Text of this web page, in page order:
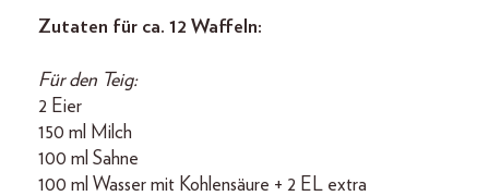
Zutaten für ca. 12 Waffeln:
Für den Teig:
2 Eier
150 ml Milch
100 ml Sahne
100 ml Wasser mit Kohlensäure + 2 EL extra